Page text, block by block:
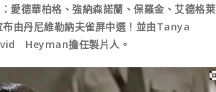
愛德華柏格、強納森諾蘭、保羅金、艾德格萊
由丹尼維勒納夫雀屏中選！並由Tanya
Heyman擔任製片人。